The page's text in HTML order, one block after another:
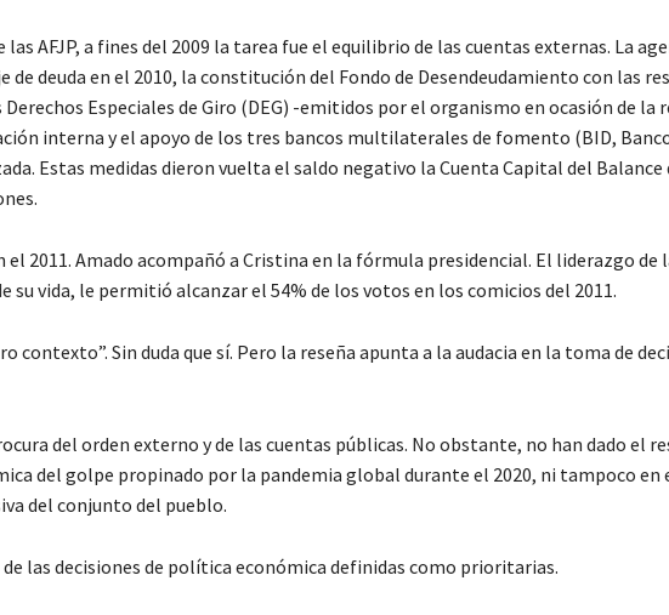
AFJP, a fines del 2009 la tarea fue el equilibrio de las cuentas externas. La
deuda en el 2010, la constitución del Fondo de Desendeudamiento con las
Especiales de Giro (DEG) -emitidos por el organismo en ocasión de la
interna y el apoyo de los tres bancos multilaterales de fomento (BID,
Estas medidas dieron vuelta el saldo negativo la Cuenta Capital del Balance
el 2011. Amado acompañó a Cristina en la fórmula presidencial. El liderazgo de
vida, le permitió alcanzar el 54% de los votos en los comicios del 2011.
Sin duda que sí. Pero la reseña apunta a la audacia en la toma de
del orden externo y de las cuentas públicas. No obstante, no han dado el
del golpe propinado por la pandemia global durante el 2020, ni tampoco en
del conjunto del pueblo.
las decisiones de política económica definidas como prioritarias.